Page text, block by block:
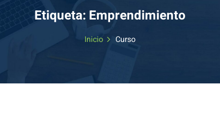
Etiqueta: Emprendimiento
Inicio Curso